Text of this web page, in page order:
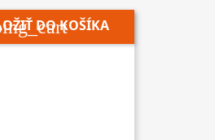
DO KOŠÍKA